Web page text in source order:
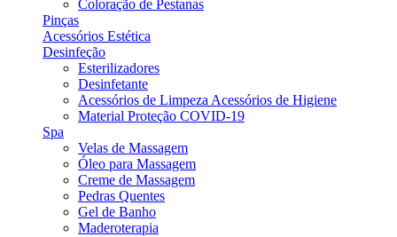
Coloração de Pestanas
Pinças
Acessórios Estética
Desinfeção
Esterilizadores
Desinfetante
Acessórios de Limpeza Acessórios de Higiene
Material Proteção COVID-19
Spa
Velas de Massagem
Óleo para Massagem
Creme de Massagem
Pedras Quentes
Gel de Banho
Maderoterapia